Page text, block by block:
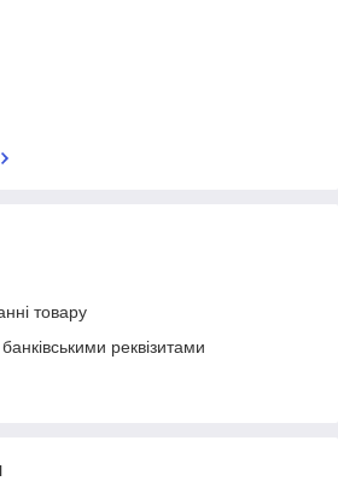
товару
реквізитами